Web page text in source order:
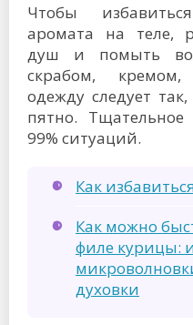
Чтобы
аромата на теле,
душ и помыть
скрабом,
одежду следует
пятно.
99% ситуаций.
Как
Как можно
филе курицы:
духовки